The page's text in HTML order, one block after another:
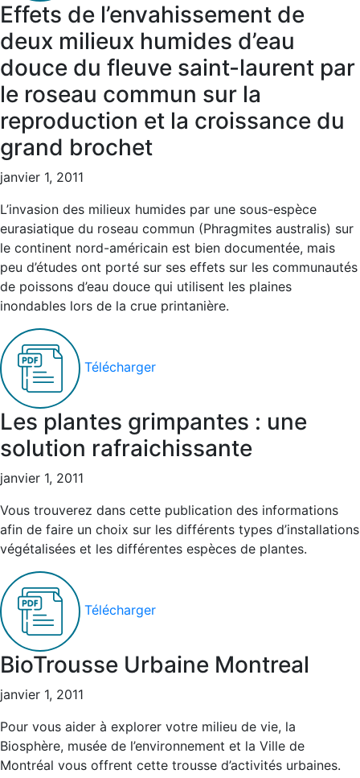
Effets de l’envahissement de
deux milieux humides d’eau
douce du fleuve saint-laurent par
le roseau commun sur la
reproduction et la croissance du
grand brochet
janvier 1, 2011
L’invasion des milieux humides par une sous-espèce
eurasiatique du roseau commun (Phragmites australis) sur
le continent nord-américain est bien documentée, mais
peu d’études ont porté sur ses effets sur les communautés
de poissons d’eau douce qui utilisent les plaines
inondables lors de la crue printanière.
Télécharger
Les plantes grimpantes : une
solution rafraichissante
janvier 1, 2011
Vous trouverez dans cette publication des informations
afin de faire un choix sur les différents types d’installations
végétalisées et les différentes espèces de plantes.
Télécharger
BioTrousse Urbaine Montreal
janvier 1, 2011
Pour vous aider à explorer votre milieu de vie, la
Biosphère, musée de l’environnement et la Ville de
Montréal vous offrent cette trousse d’activités urbaines.